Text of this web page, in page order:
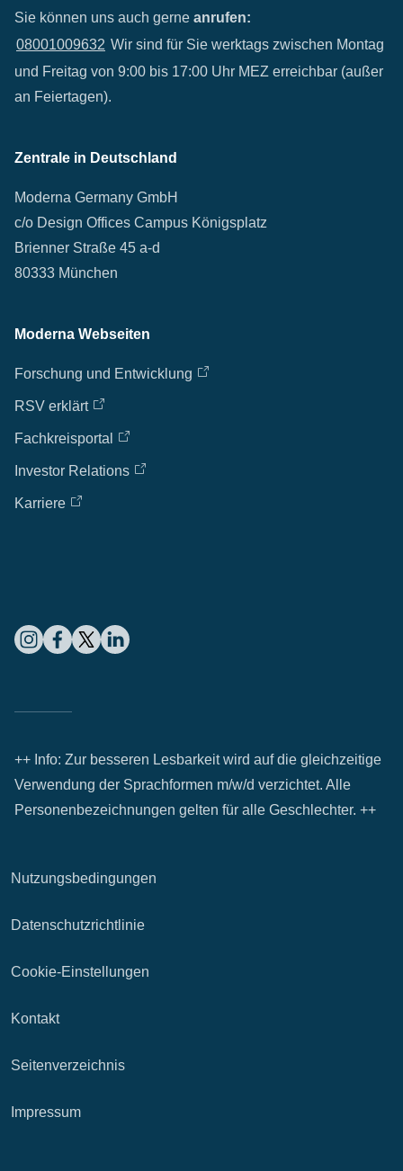
Sie können uns auch gerne anrufen:
08001009632 Wir sind für Sie werktags zwischen Montag
und Freitag von 9:00 bis 17:00 Uhr MEZ erreichbar (außer
an Feiertagen).
Zentrale in Deutschland
Moderna Germany GmbH
c/o Design Offices Campus Königsplatz
Brienner Straße 45 a-d
80333 München
Moderna Webseiten
Forschung und Entwicklung
RSV erklärt
Fachkreisportal
Investor Relations
Karriere
++ Info: Zur besseren Lesbarkeit wird auf die gleichzeitige
Verwendung der Sprachformen m/w/d verzichtet. Alle
Personenbezeichnungen gelten für alle Geschlechter. ++
Nutzungsbedingungen
Datenschutzrichtlinie
Cookie-Einstellungen
Kontakt
Seitenverzeichnis
Impressum